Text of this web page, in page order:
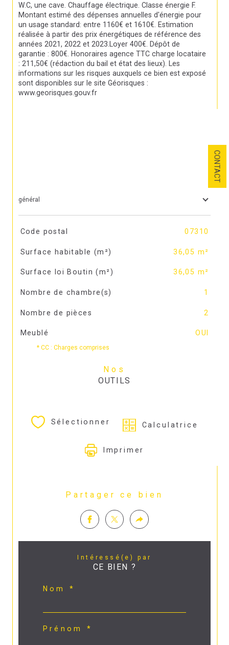
CONTACT
W.C, une cave. Chauffage électrique. Classe énergie F.
Montant estimé des dépenses annuelles d'énergie pour
un usage standard: entre 1160€ et 1610€. Estimation
réalisée à partir des prix énergétiques de référence des
années 2021, 2022 et 2023.Loyer 400€. Dépôt de
garantie : 800€. Honoraires agence TTC charge locataire
: 211,50€ (rédaction du bail et état des lieux). Les
informations sur les risques auxquels ce bien est exposé
sont disponibles sur le site Géorisques :
www.georisques.gouv.fr
général
TRAD_SIROCCO_Caracteristique
Code postal 07310
Surface habitable (m²) 36,05 m²
Surface loi Boutin (m²) 36,05 m²
Nombre de chambre(s) 1
Nombre de pièces 2
Meublé OUI
* CC : Charges comprises
Nos
OUTILS
Sélectionner Calculatrice
Imprimer
Partager ce bien
Intéressé(e) par
CE BIEN ?
Nom *
Prénom *